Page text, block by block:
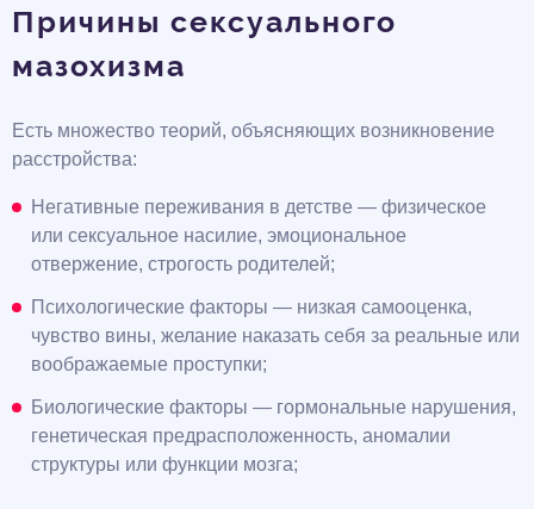
Причины сексуального
мазохизма
Есть множество теорий, объясняющих возникновение
расстройства:
Негативные переживания в детстве — физическое
или сексуальное насилие, эмоциональное
отвержение, строгость родителей;
Психологические факторы — низкая самооценка,
чувство вины, желание наказать себя за реальные или
воображаемые проступки;
Биологические факторы — гормональные нарушения,
генетическая предрасположенность, аномалии
структуры или функции мозга;